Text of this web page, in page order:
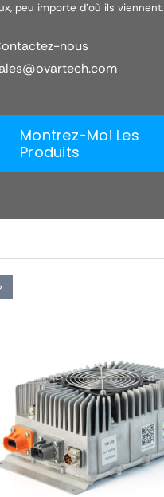
peu importe d'où ils viennent.
nous
Montrez-Moi Les
Produits